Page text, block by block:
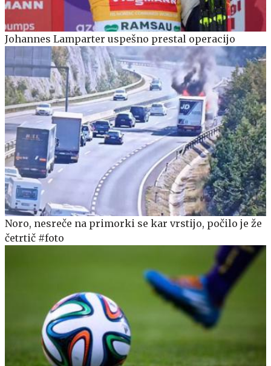
Johannes Lamparter uspešno prestal operacijo
Noro, nesreče na primorki se kar vrstijo, počilo je že
četrtič #foto